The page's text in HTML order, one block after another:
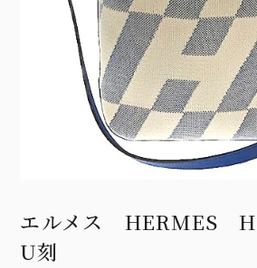
エルメス HERMES H
U刻